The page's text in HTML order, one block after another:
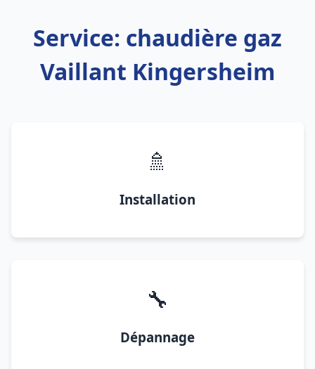
Service: chaudière gaz
Vaillant Kingersheim
🚿
Installation
🔧
Dépannage